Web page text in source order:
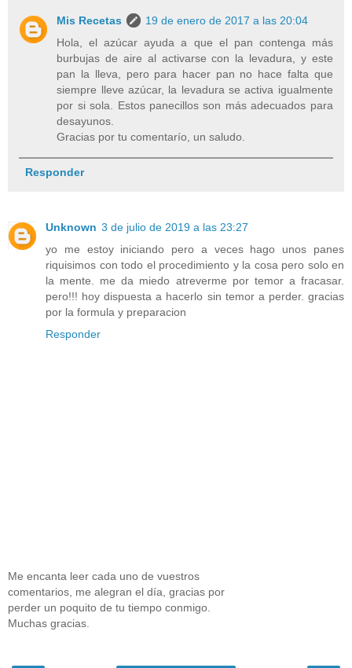
Mis Recetas
19 de enero de 2017 a las 20:04
Hola, el azúcar ayuda a que el pan contenga más
burbujas de aire al activarse con la levadura, y este
pan la lleva, pero para hacer pan no hace falta que
siempre lleve azúcar, la levadura se activa igualmente
por si sola. Estos panecillos son más adecuados para
desayunos.
Gracias por tu comentarío, un saludo.
Responder
Unknown 3 de julio de 2019 a las 23:27
yo me estoy iniciando pero a veces hago unos panes
riquisimos con todo el procedimiento y la cosa pero solo en
la mente. me da miedo atreverme por temor a fracasar.
pero!!! hoy dispuesta a hacerlo sin temor a perder. gracias
por la formula y preparacion
Responder
Me encanta leer cada uno de vuestros
comentarios, me alegran el día, gracias por
perder un poquito de tu tiempo conmigo.
Muchas gracias.